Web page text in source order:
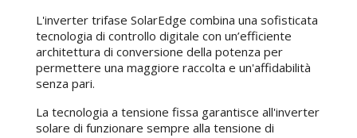
L'inverter trifase SolarEdge combina una sofisticata
tecnologia di controllo digitale con un’efficiente
architettura di conversione della potenza per
permettere una maggiore raccolta e un'affidabilità
senza pari.
La tecnologia a tensione fissa garantisce all'inverter
solare di funzionare sempre alla tensione di